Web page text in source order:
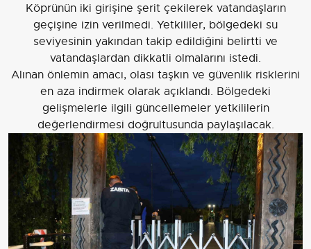
Köprünün iki girişine şerit çekilerek vatandaşların
geçişine izin verilmedi. Yetkililer, bölgedeki su
seviyesinin yakından takip edildiğini belirtti ve
vatandaşlardan dikkatli olmalarını istedi.
Alınan önlemin amacı, olası taşkın ve güvenlik risklerini
en aza indirmek olarak açıklandı. Bölgedeki
gelişmelerle ilgili güncellemeler yetkililerin
değerlendirmesi doğrultusunda paylaşılacak.